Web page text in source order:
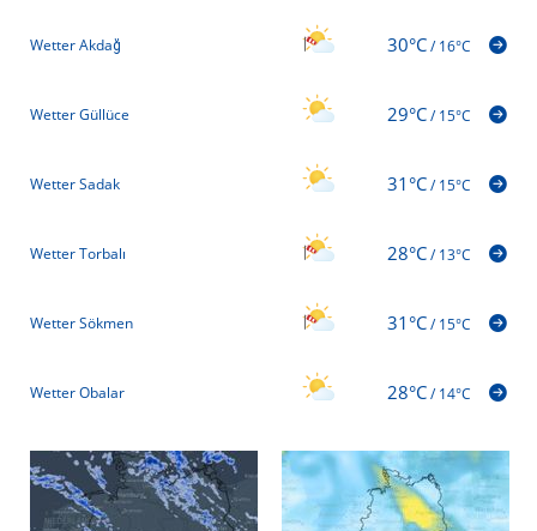
Wetter Akdağ 30°C/16°C
Wetter Güllüce 29°C/15°C
Wetter Sadak 31°C/15°C
Wetter Torbalı 28°C/13°C
Wetter Sökmen 31°C/15°C
Wetter Obalar 28°C/14°C